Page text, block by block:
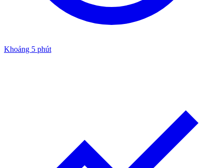
Khoảng 5 phút